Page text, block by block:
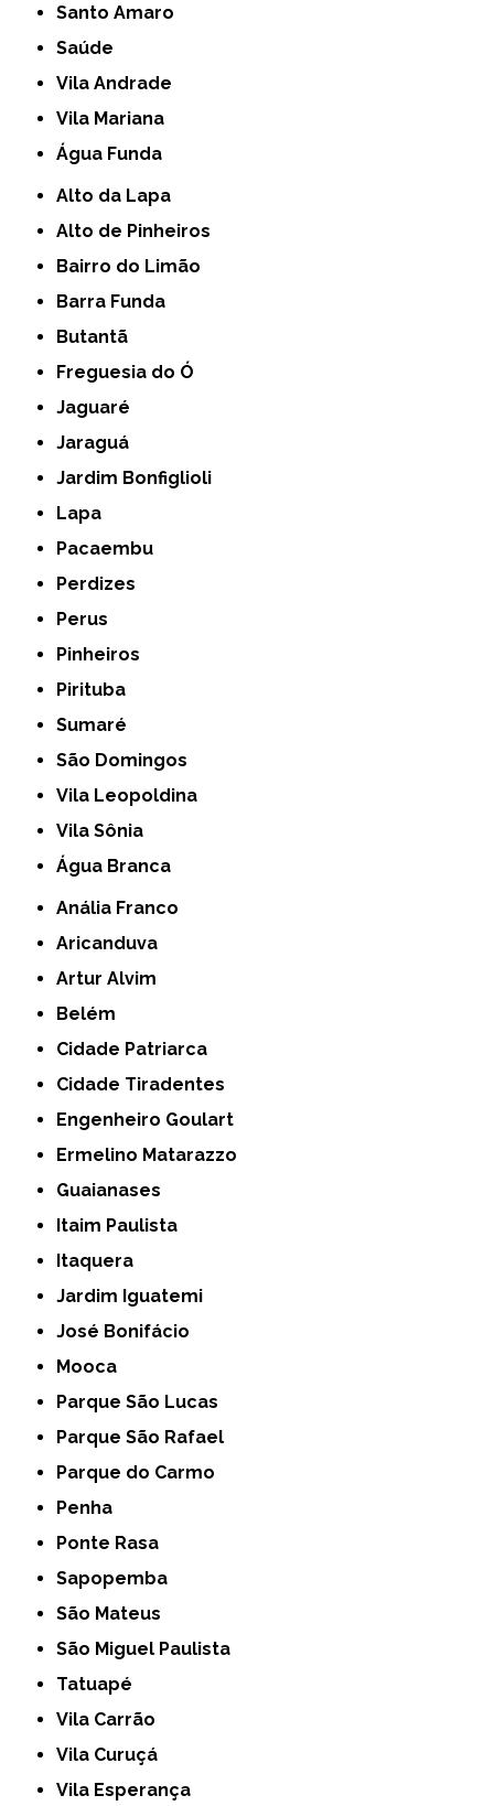
Santo Amaro
Saúde
Vila Andrade
Vila Mariana
Água Funda
Alto da Lapa
Alto de Pinheiros
Bairro do Limão
Barra Funda
Butantã
Freguesia do Ó
Jaguaré
Jaraguá
Jardim Bonfiglioli
Lapa
Pacaembu
Perdizes
Perus
Pinheiros
Pirituba
Sumaré
São Domingos
Vila Leopoldina
Vila Sônia
Água Branca
Anália Franco
Aricanduva
Artur Alvim
Belém
Cidade Patriarca
Cidade Tiradentes
Engenheiro Goulart
Ermelino Matarazzo
Guaianases
Itaim Paulista
Itaquera
Jardim Iguatemi
José Bonifácio
Mooca
Parque São Lucas
Parque São Rafael
Parque do Carmo
Penha
Ponte Rasa
Sapopemba
São Mateus
São Miguel Paulista
Tatuapé
Vila Carrão
Vila Curuçá
Vila Esperança